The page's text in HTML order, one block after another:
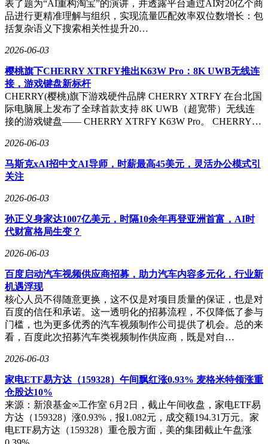
表了题为“AI重构淘宝”的演讲，并透露平台通过AI对20亿个商
品进行更精准理解与组织，实现流量匹配效率双位数增长：包
括复杂语义下搜索相关性提升20…
2026-06-03
樱桃旗下CHERRY XTRFY推出K63W Pro：8K UWB无线连
接，游戏键盘新标杆
CHERRY(樱桃)旗下游戏硬件品牌 CHERRY XTRFY 在台北国
际电脑展上发布了全球首款支持 8K UWB（超宽带）无线连
接的游戏键盘—— CHERRY XTRFY K63W Pro。 CHERRY…
2026-06-03
马斯克xAI招中文AI导师，时薪最高45美元，灵活办公模式引
关注
2026-06-03
孙正义身家达1007亿美元，时隔10余年再登亚洲首富，AI时
代财富格局生变？
2026-06-03
百度启动汽车视频供应商招募，助力汽车内容多元化，行业新
机遇浮现
核心人员不得随意更换，这不仅是对项目质量的保证，也是对
百度的信任和承诺。这一透明化的招募流程，不仅降低了参与
门槛，也为更多优秀的汽车视频制作公司提供了机会。总的来
看，百度此次招募汽车类视频制作供应商，既是对自…
2026-06-03
家电ETF易方达（159328）午间飘红涨0.93% 麦格米特领涨重
仓股达10%
来源：新浪基金∞工作室 6月2日，截止午间收盘，家电ETF易
方达（159328）涨0.93%，报1.082元，成交额194.31万元。家
电ETF易方达（159328）重仓股方面，美的集团截止午盘涨